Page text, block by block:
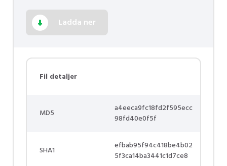
Ladda ner
Fil detaljer
MD5
a4eeca9fc18fd2f595ecc
98fd40e0f5f
SHA1
efbab95f94c418be4b02
5f3ca14ba3441c1d7ce8